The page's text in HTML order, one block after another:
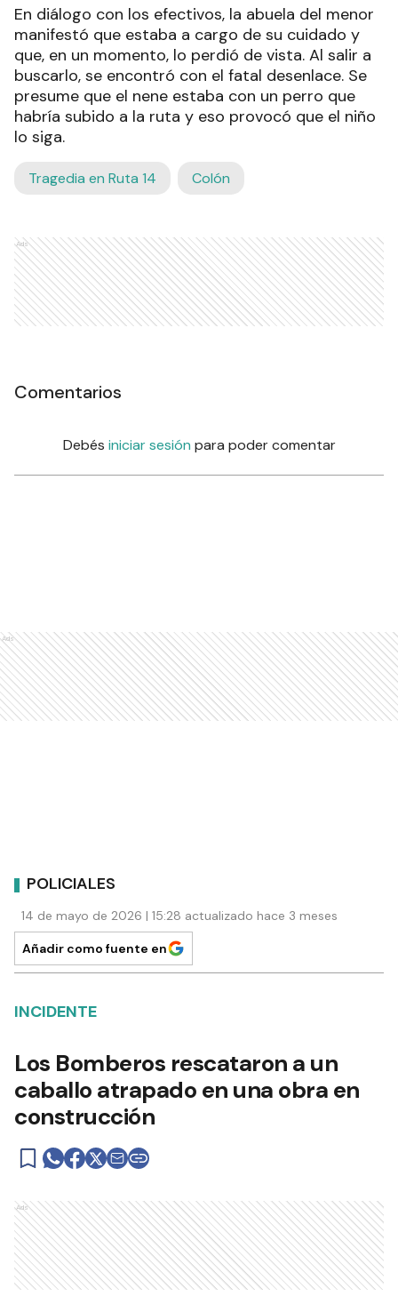
En diálogo con los efectivos, la abuela del menor
manifestó que estaba a cargo de su cuidado y
que, en un momento, lo perdió de vista. Al salir a
buscarlo, se encontró con el fatal desenlace. Se
presume que el nene estaba con un perro que
habría subido a la ruta y eso provocó que el niño
lo siga.
Tragedia en Ruta 14 Colón
Ads
Comentarios
Debés iniciar sesión para poder comentar
Ads
POLICIALES
14 de mayo de 2026 | 15:28 actualizado hace 3 meses
Añadir como fuente en
INCIDENTE
Los Bomberos rescataron a un
caballo atrapado en una obra en
construcción
Ads